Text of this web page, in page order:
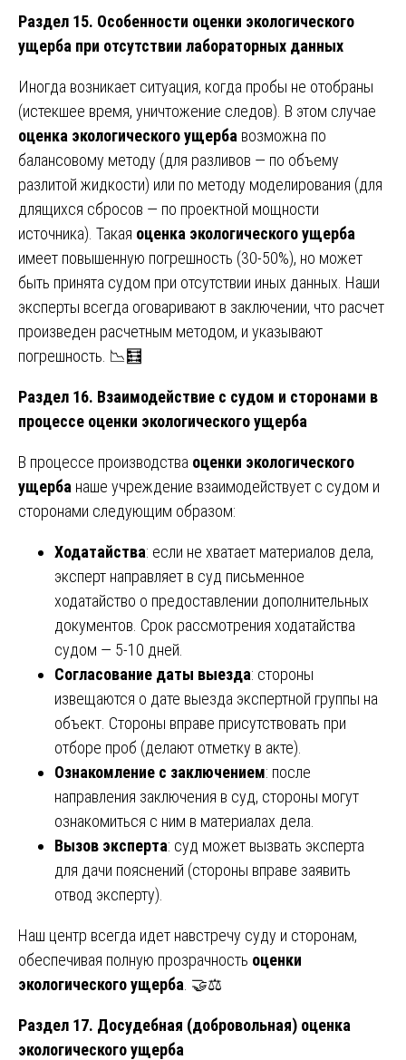
Раздел 15. Особенности оценки экологического
ущерба при отсутствии лабораторных данных
Иногда возникает ситуация, когда пробы не отобраны
(истекшее время, уничтожение следов). В этом случае
оценка экологического ущерба возможна по
балансовому методу (для разливов — по объему
разлитой жидкости) или по методу моделирования (для
длящихся сбросов — по проектной мощности
источника). Такая оценка экологического ущерба
имеет повышенную погрешность (30-50%), но может
быть принята судом при отсутствии иных данных. Наши
эксперты всегда оговаривают в заключении, что расчет
произведен расчетным методом, и указывают
погрешность. 📉🧮
Раздел 16. Взаимодействие с судом и сторонами в
процессе оценки экологического ущерба
В процессе производства оценки экологического
ущерба наше учреждение взаимодействует с судом и
сторонами следующим образом:
Ходатайства: если не хватает материалов дела,
эксперт направляет в суд письменное
ходатайство о предоставлении дополнительных
документов. Срок рассмотрения ходатайства
судом — 5-10 дней.
Согласование даты выезда: стороны
извещаются о дате выезда экспертной группы на
объект. Стороны вправе присутствовать при
отборе проб (делают отметку в акте).
Ознакомление с заключением: после
направления заключения в суд, стороны могут
ознакомиться с ним в материалах дела.
Вызов эксперта: суд может вызвать эксперта
для дачи пояснений (стороны вправе заявить
отвод эксперту).
Наш центр всегда идет навстречу суду и сторонам,
обеспечивая полную прозрачность оценки
экологического ущерба . 🤝⚖️
Раздел 17. Досудебная (добровольная) оценка
экологического ущерба